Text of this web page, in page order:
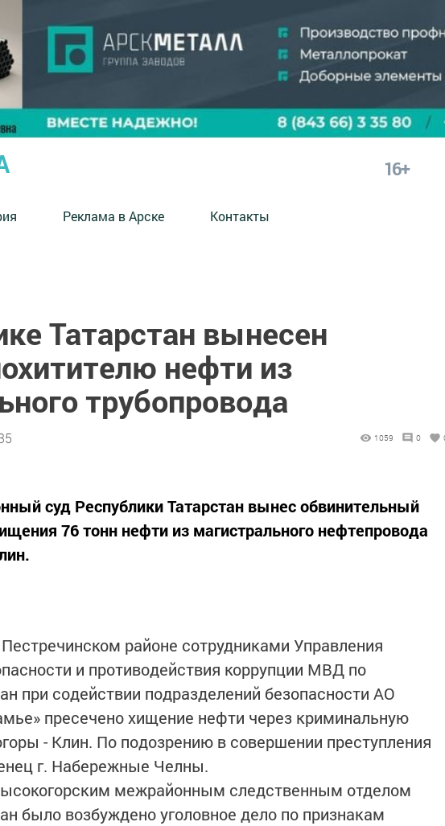
16+
Реклама в Арске Контакты
Татарстан вынесен
нефти из
трубопровода
1059 0
суд Республики Татарстан вынес обвинительный
76 тонн нефти из магистрального нефтепровода
районе сотрудниками Управления
и противодействия коррупции МВД по
при содействии подразделений безопасности АО
пресечено хищение нефти через криминальную
- Клин. По подозрению в совершении преступления
г. Набережные Челны.
межрайонным следственным отделом
было возбуждено уголовное дело по признакам